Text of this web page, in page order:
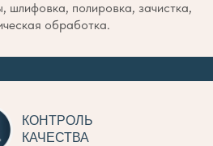
шлифовка, полировка, зачистка,
обработка.
КОНТРОЛЬ
КАЧЕСТВА